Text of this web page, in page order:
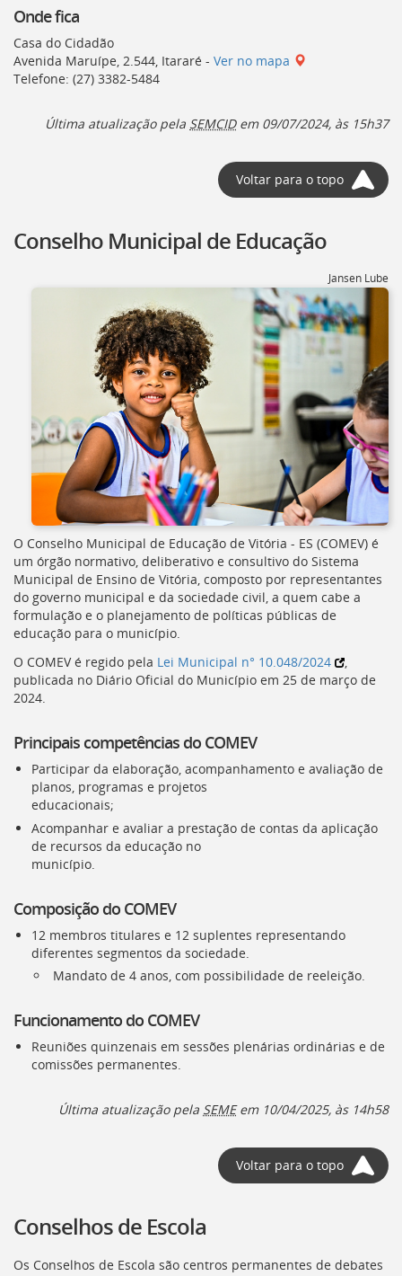
Onde fica
Casa do Cidadão
Avenida Maruípe, 2.544, Itararé - Ver no mapa
Telefone: (27) 3382-5484
Última atualização pela SEMCIDem 09/07/2024, às 15h37
Voltar para o topo
Conselho Municipal de Educação
Jansen Lube
O Conselho Municipal de Educação de Vitória - ES (COMEV) é
um órgão normativo, deliberativo e consultivo do Sistema
Municipal de Ensino de Vitória, composto por representantes
do governo municipal e da sociedade civil, a quem cabe a
formulação e o planejamento de políticas públicas de
educação para o município.
O COMEVé regido pela Lei Municipal n° 10.048/2024
,
publicada no Diário Oficial do Município em 25 de março de
2024.
Principais competências do COMEV
Participar da elaboração, acompanhamento e avaliação de
planos, programas e projetos
educacionais;
Acompanhar e avaliar a prestação de contas da aplicação
de recursos da educação no
município.
Composição do COMEV
12 membros titulares e 12 suplentes representando
diferentes segmentos da sociedade.
Mandato de 4 anos, com possibilidade de reeleição.
Funcionamento do COMEV
Reuniões quinzenais em sessões plenárias ordinárias e de
comissões permanentes.
Última atualização pela SEMEem 10/04/2025, às 14h58
Voltar para o topo
Conselhos de Escola
Os Conselhos de Escola são centros permanentes de debates